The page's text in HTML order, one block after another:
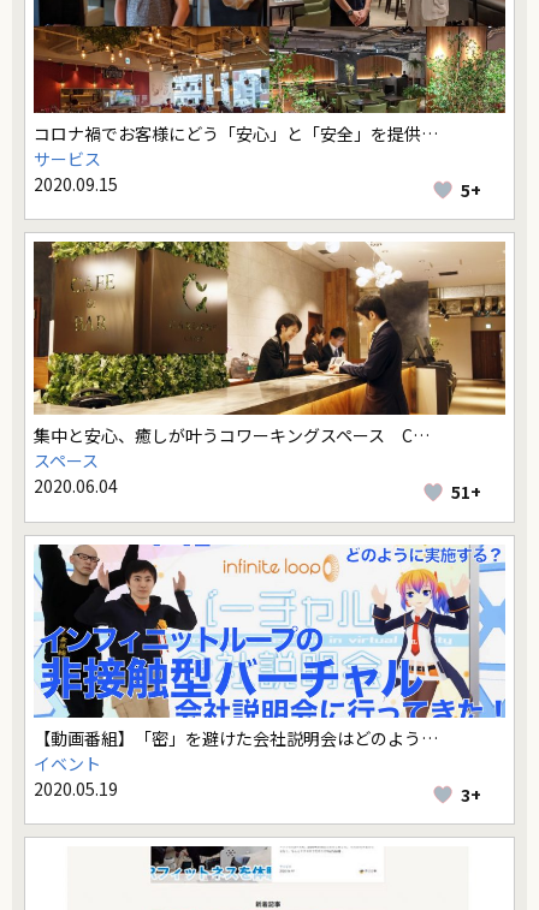
コロナ禍でお客様にどう「安心」と「安全」を提供…
サービス
2020.09.15
5+
集中と安心、癒しが叶うコワーキングスペース C…
スペース
2020.06.04
51+
【動画番組】「密」を避けた会社説明会はどのよう…
イベント
2020.05.19
3+